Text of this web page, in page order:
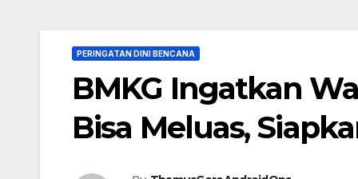
PERINGATAN DINI BENCANA
BMKG Ingatkan
Bisa Meluas,